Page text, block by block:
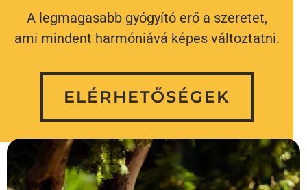
A legmagasabb gyógyító erő a szeretet,
ami mindent harmóniává képes változtatni.
ELÉRHETŐSÉGEK